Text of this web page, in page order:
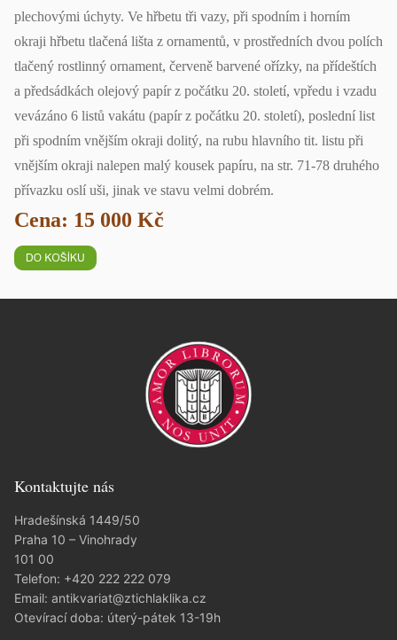
plechovými úchyty. Ve hřbetu tři vazy, při spodním i horním
okraji hřbetu tlačená lišta z ornamentů, v prostředních dvou polích
tlačený rostlinný ornament, červeně barvené ořízky, na přídeštích
a předsádkách olejový papír z počátku 20. století, vpředu i vzadu
vevázáno 6 listů vakátu (papír z počátku 20. století), poslední list
při spodním vnějším okraji dolitý, na rubu hlavního tit. listu při
vnějším okraji nalepen malý kousek papíru, na str. 71-78 druhého
přívazku oslí uši, jinak ve stavu velmi dobrém.
Cena: 15 000 Kč
Kontaktujte nás
Hradešínská 1449/50
Praha 10 – Vinohrady
101 00
Telefon: +420 222 222 079
Email: antikvariat@ztichlaklika.cz
Otevírací doba: úterý-pátek 13-19h